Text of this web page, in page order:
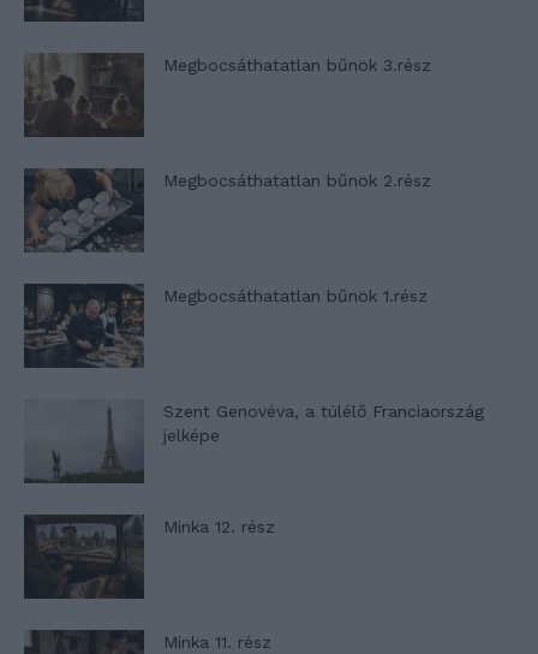
Megbocsáthatatlan bűnök 3.rész
Megbocsáthatatlan bűnök 2.rész
Megbocsáthatatlan bűnök 1.rész
Szent Genovéva, a túlélő Franciaország
jelképe
Minka 12. rész
Minka 11. rész